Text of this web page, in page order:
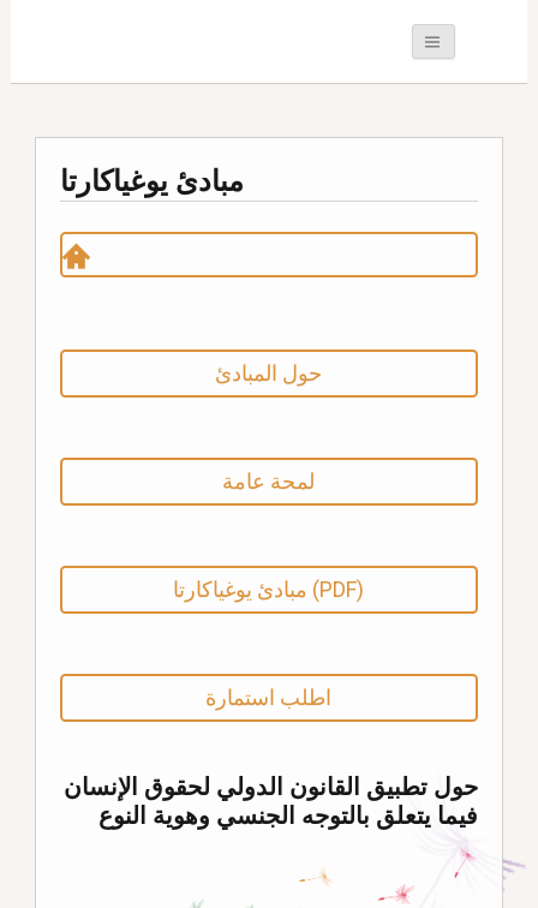
مبادئ يوغياكارتا
حول المبادئ
لمحة عامة
مبادئ يوغياكارتا (PDF)
اطلب استمارة
حول تطبيق القانون الدولي لحقوق الإنسان
فيما يتعلق بالتوجه الجنسي وهوية النوع